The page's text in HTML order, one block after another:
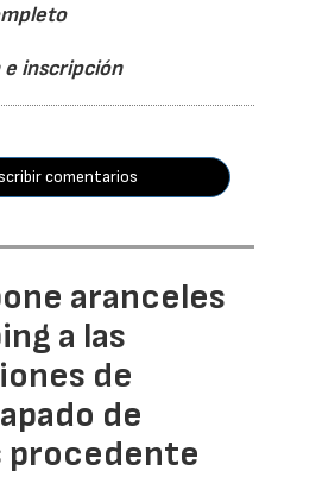
inscripción
comentarios
aranceles
a las
de
de
procedente